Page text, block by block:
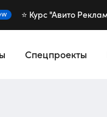
⭐️ Курс "Авито
Спецпроекты